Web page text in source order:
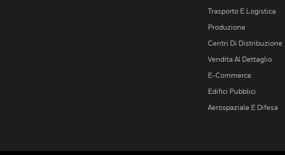
Trasporto E Logistica
Produzione
Centri Di Distribuzione
Vendita Al Dettaglio
E-Commerce
Edifici Pubblici
Aerospaziale E Difesa